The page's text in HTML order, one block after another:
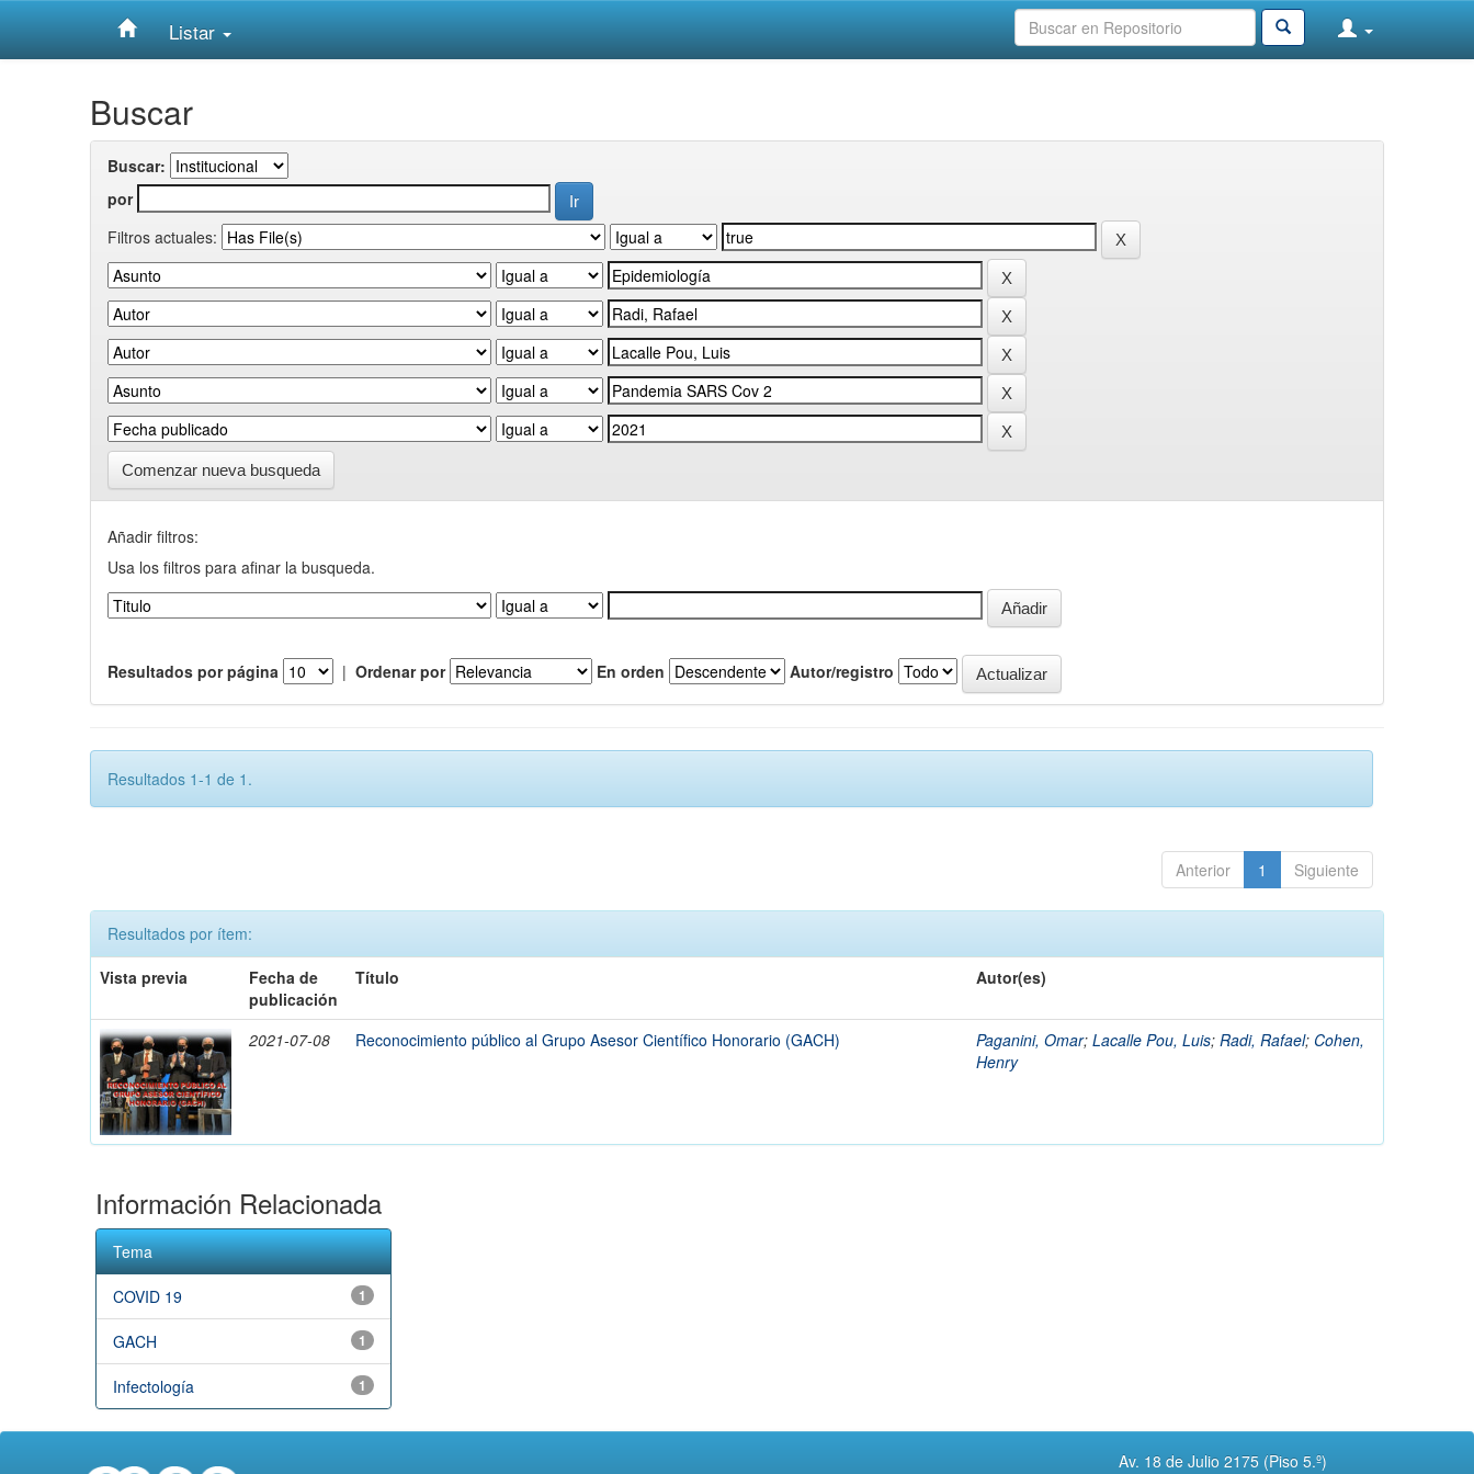
Listar
Buscar
Buscar:
por
Filtros actuales:
Comenzar nueva busqueda
Añadir filtros:
Usa los filtros para afinar la busqueda.
Resultados por página | Ordenar por En orden Autor/registro
Resultados 1-1 de 1.
Anterior 1 Siguiente
Resultados por ítem:
Vista previa
Fecha de
publicación
Título Autor(es)
2021-07-08 Reconocimiento público al Grupo Asesor Científico Honorario (GACH) Paganini, Omar; Lacalle Pou, Luis; Radi, Rafael; Cohen,
Henry
Información Relacionada
Tema
1
COVID 19
1
GACH
1
Infectología
Av. 18 de Julio 2175 (Piso 5.º)